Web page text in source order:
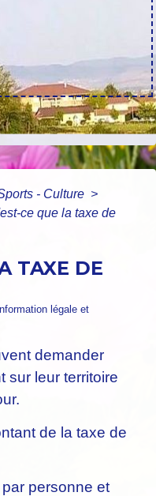
- Culture >
ce que la taxe de
TAXE DE
légale et
demander
sur leur territoire
de la taxe de
personne et